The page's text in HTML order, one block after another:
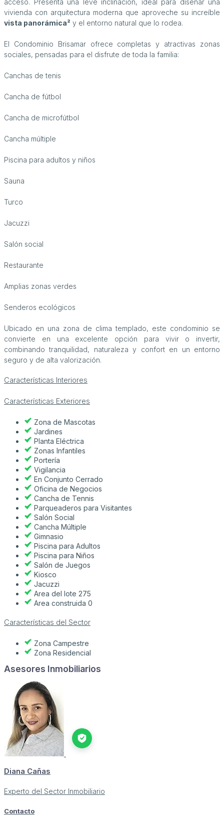
vivienda con arquitectura moderna que aproveche su increíble
vista panorámica² y el entorno natural que lo rodea.
El Condominio Brisamar ofrece completas y atractivas zonas
sociales, pensadas para el disfrute de toda la familia:
Canchas de tenis
Cancha de fútbol
Cancha de microfútbol
Cancha múltiple
Piscina para adultos y niños
Sauna
Turco
Jacuzzi
Salón social
Restaurante
Amplias zonas verdes
Senderos ecológicos
Ubicado en una zona de clima templado, este condominio se
convierte en una excelente opción para vivir o invertir,
combinando tranquilidad, naturaleza y confort en un entorno
seguro y de alta valorización.
Características Interiores
Características Exteriores
Zona de Mascotas
Jardines
Planta Eléctrica
Zonas Infantiles
Portería
Vigilancia
En Conjunto Cerrado
Oficina de Negocios
Cancha de Tennis
Parqueaderos para Visitantes
Salón Social
Cancha Múltiple
Gimnasio
Piscina para Adultos
Piscina para Niños
Salón de Juegos
Kiosco
Jacuzzi
Area del lote 275
Area construida 0
Características del Sector
Zona Campestre
Zona Residencial
Asesores Inmobiliarios
Diana Cañas
Experto del Sector Inmobiliario
Contacto